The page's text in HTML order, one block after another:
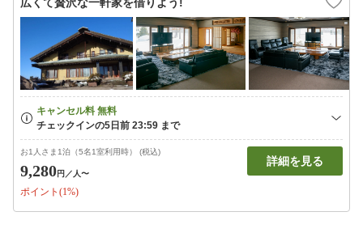
お1人さま1泊（5名1室利用時） (税込)
9,280円 ／人〜
ポイント(1%)
詳細を見る